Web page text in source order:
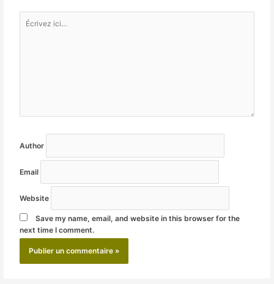
Écrivez
ici…
Author
Email
Website
Save my name, email, and website in this browser for the
next time I comment.